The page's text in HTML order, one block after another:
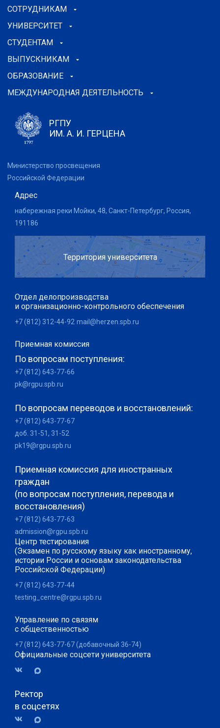
СОТРУДНИКАМ
УНИВЕРСИТЕТ
СТУДЕНТАМ
ВЫПУСКНИКАМ
ОБРАЗОВАНИЕ
МЕЖДУНАРОДНАЯ ДЕЯТЕЛЬНОСТЬ
РГПУ
ИМ. А. И. ГЕРЦЕНА
Министерство просвещения
Российской Федерации
Адрес
набережная реки Мойки, 48, Санкт-Петербург, Россия,
191186
Территория университета
Отдел делопроизводства
и организационно-контрольного обеспечения
+7 (812) 312-44-92 mail@herzen.spb.ru
Приемная комиссия
По вопросам поступления:
+7 (812) 643-77-66
pk@rgpu.spb.ru
По вопросам переводов и восстановлений:
+7 (812) 643-77-67
доб. 31-51, 31-52
pk19@rgpu.spb.ru
Приемная комиссия для иностранных
граждан
(по вопросам поступления, перевода и
восстановления)
+7 (812) 643-77-63
admission@rgpu.spb.ru
Центр тестирования
(Экзамен по русскому языку как иностранному,
истории России и основам законодательства
Российской Федерации)
+7 (812) 643-77-44
testing_centre@rgpu.spb.ru
Управление по связям
с общественностью
+7 (812) 643-77-67 (добавочный 36-74)
Официальные соцсети университета
Ректор
в соцсетях